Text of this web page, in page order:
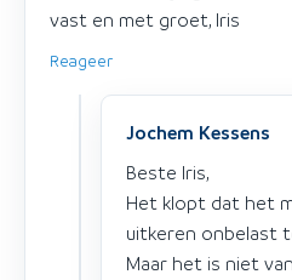
vast en met groet, Iris
Reageer
Jochem Kessens
Beste Iris,
Het klopt dat het
uitkeren onbelast
Maar het is niet